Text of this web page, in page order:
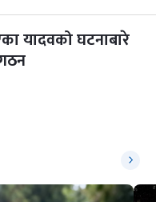
यादवको घटनाबारे